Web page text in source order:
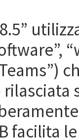
facilita